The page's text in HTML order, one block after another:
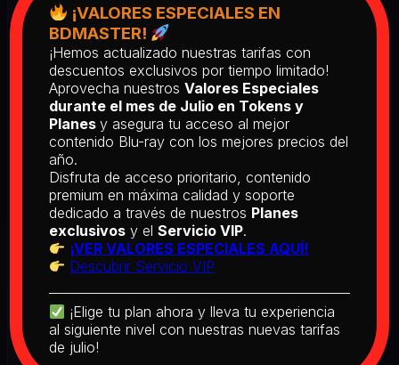
Return of the Living Dead: Part II
(1988) BD25 Latino
2025
Earth [Criterion Collection] (1976)
BD25 Subtitulado
2026
[PEDIDO] Boogie Nights (1997) BD25
2026
¡VALORES ESPECIALES EN
BDMASTER!
¡Hemos actualizado nuestras tarifas con
descuentos exclusivos por tiempo limitado!
Aprovecha nuestros Valores Especiales
durante el mes de Julio en Tokens y
Planes y asegura tu acceso al mejor
contenido Blu-ray con los mejores precios del
año.
Disfruta de acceso prioritario, contenido
premium en máxima calidad y soporte
dedicado a través de nuestros Planes
exclusivos y el Servicio VIP.
¡VER VALORES ESPECIALES AQUÍ!
Descubrir Servicio VIP
¡Elige tu plan ahora y lleva tu experiencia
al siguiente nivel con nuestras nuevas tarifas
de julio!